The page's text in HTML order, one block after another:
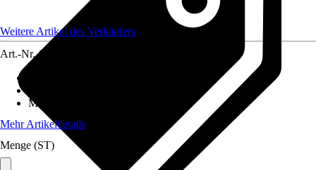
Weitere Artikel des Verkäufers
Art.-Nr. 12583023
Material
Mehr Artikeldetails
Menge (ST)